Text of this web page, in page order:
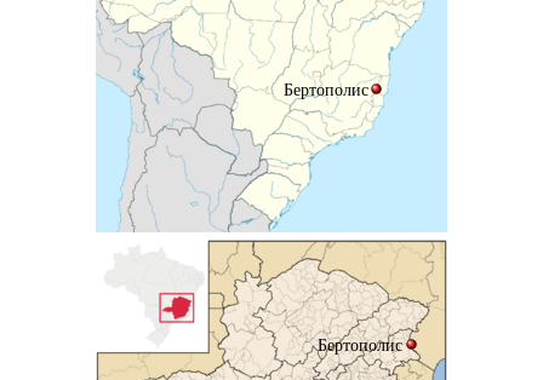
Бертополис
Бертополис